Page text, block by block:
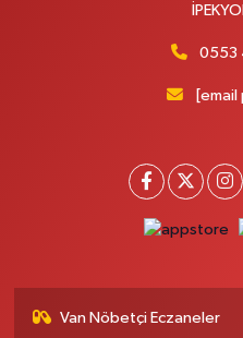
0553
Van Nöbetçi Eczaneler